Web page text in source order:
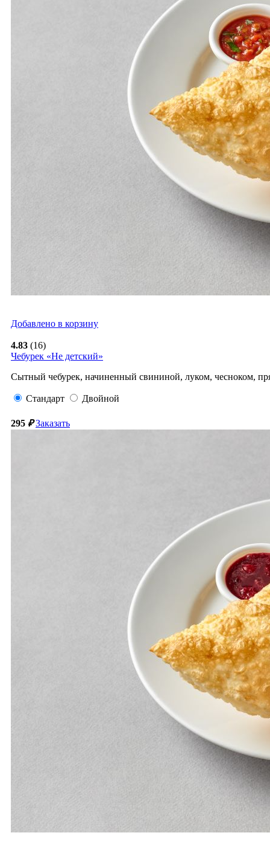
Добавлено в корзину
4.83 (16)
Чебурек «Не детский»
Сытный чебурек, начиненный свининой, луком, чесноком,
Стандарт Двойной
295 ₽ Заказать